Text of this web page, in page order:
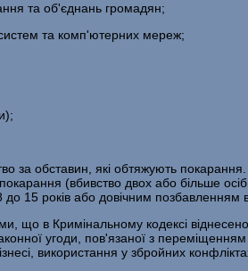
та об'єднань гро­мадян;
та комп'ю­терних мереж;
за обставин, які обтяжують
(вбивство двох або більше
15 років або довічним позбавленням
в Кримінальному кодексі відне­сено
угоди, по­в'язаної з
використання у збройних